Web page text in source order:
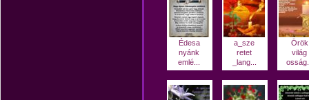
Édesa
nyánk
emlé...
a_sze
retet
_lang...
Örök
világ